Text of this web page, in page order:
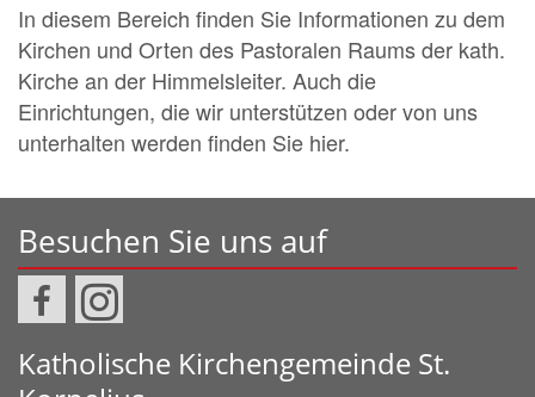
In diesem Bereich finden Sie Informationen zu dem
Kirchen und Orten des Pastoralen Raums der kath.
Kirche an der Himmelsleiter. Auch die
Einrichtungen, die wir unterstützen oder von uns
unterhalten werden finden Sie hier.
Besuchen Sie uns auf
Katholische Kirchengemeinde St.